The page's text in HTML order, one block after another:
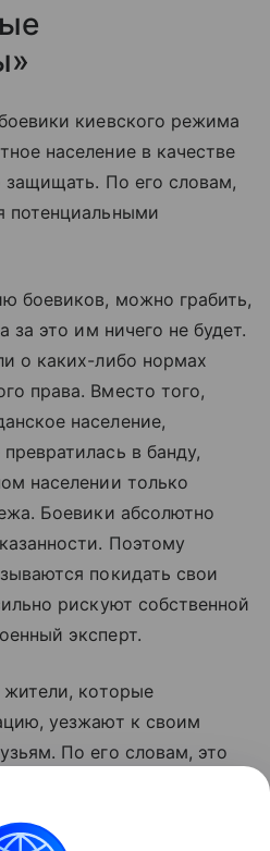
киевского режима
население в качестве
защищать. По его словам,
потенциальными
боевиков, можно грабить,
за это им ничего не будет.
о каких-либо нормах
права. Вместо того,
население,
в банду,
населении только
Боевики абсолютно
Поэтому
покидать свои
рискуют собственной
эксперт.
которые
уезжают к своим
По его словам, это